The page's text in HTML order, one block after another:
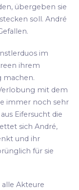
übergeben sie
soll. André
im
ihrem
machen.
mit dem
immer noch sehr
Eifersucht die
sich André,
und ihr
für sie
Akteure